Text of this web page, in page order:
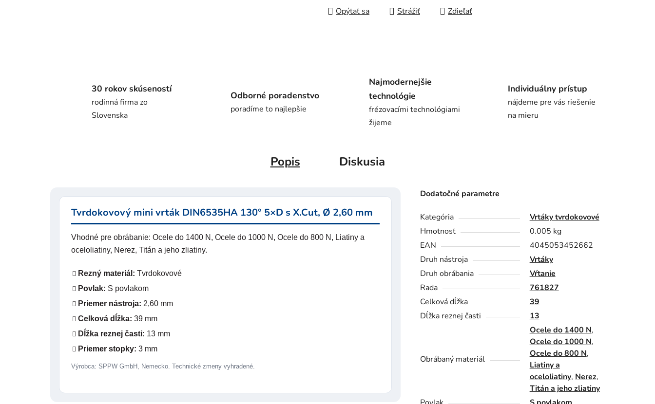
Opýtať sa Strážiť Zdieľať
30 rokov skúseností
rodinná firma zo
Slovenska
Odborné poradenstvo
poradíme to najlepšie
Najmodernejšie
technológie
frézovacími technológiami
žijeme
Individuálny prístup
nájdeme pre vás riešenie
na mieru
Popis Diskusia
Tvrdokovový mini vrták DIN6535HA 130° 5×D s X.Cut, Ø 2,60 mm
Vhodné pre obrábanie: Ocele do 1400 N, Ocele do 1000 N, Ocele do 800 N, Liatiny a
oceloliatiny, Nerez, Titán a jeho zliatiny.
Rezný materiál: Tvrdokovové
Povlak: S povlakom
Priemer nástroja: 2,60 mm
Celková dĺžka: 39 mm
Dĺžka reznej časti: 13 mm
Priemer stopky: 3 mm
Výrobca: SPPW GmbH, Nemecko. Technické zmeny vyhradené.
Dodatočné parametre
Kategória
Vrtáky tvrdokovové
Hmotnosť
0.005 kg
EAN
4045053452662
Druh nástroja
Vrtáky
Druh obrábania
Vŕtanie
Rada
761827
Celková dĺžka
39
Dĺžka reznej časti
13
Obrábaný materiál
Ocele do 1400 N,
Ocele do 1000 N,
Ocele do 800 N,
Liatiny a
oceloliatiny, Nerez,
Titán a jeho zliatiny